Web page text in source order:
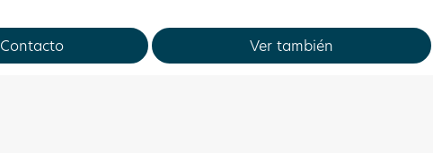
Contacto Ver también